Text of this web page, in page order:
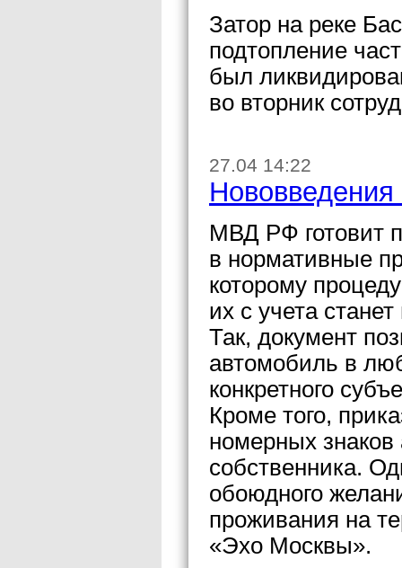
Затор на реке
подтопление
был
во вторник
27.04 14:22
Нововведения
МВД РФ готовит
в нормативные
которому
их с учета
Так, документ
автомобиль в
конкретного
Кроме того,
номерных
собственника.
обоюдного
проживания на
«Эхо Москвы».